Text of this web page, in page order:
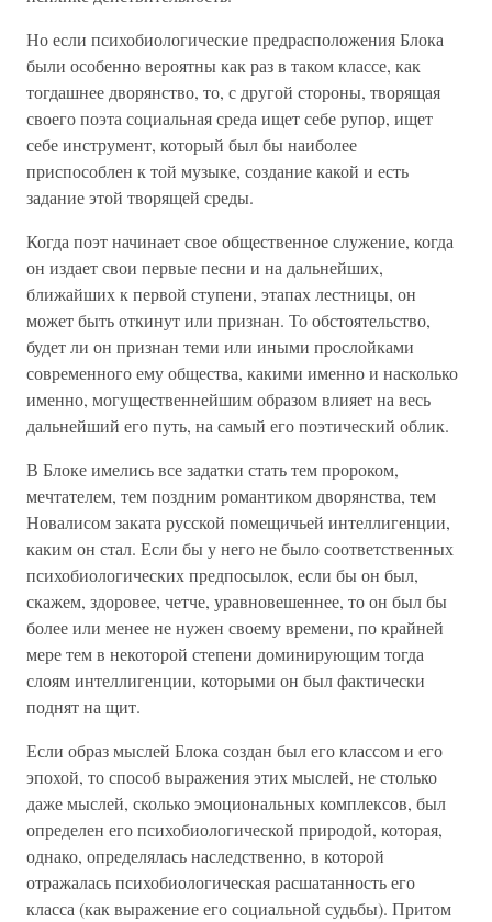
Но если психобиологические предрасположения Блока
были особенно вероятны как раз в таком классе, как
тогдашнее дворянство, то, с другой стороны, творящая
своего поэта социальная среда ищет себе рупор, ищет
себе инструмент, который был бы наиболее
приспособлен к той музыке, создание какой и есть
задание этой творящей среды.
Когда поэт начинает свое общественное служение, когда
он издает свои первые песни и на дальнейших,
ближайших к первой ступени, этапах лестницы, он
может быть откинут или признан. То обстоятельство,
будет ли он признан теми или иными прослойками
современного ему общества, какими именно и насколько
именно, могущественнейшим образом влияет на весь
дальнейший его путь, на самый его поэтический облик.
В Блоке имелись все задатки стать тем пророком,
мечтателем, тем поздним романтиком дворянства, тем
Новалисом заката русской помещичьей интеллигенции,
каким он стал. Если бы у него не было соответственных
психобиологических предпосылок, если бы он был,
скажем, здоровее, четче, уравновешеннее, то он был бы
более или менее не нужен своему времени, по крайней
мере тем в некоторой степени доминирующим тогда
слоям интеллигенции, которыми он был фактически
поднят на щит.
Если образ мыслей Блока создан был его классом и его
эпохой, то способ выражения этих мыслей, не столько
даже мыслей, сколько эмоциональных комплексов, был
определен его психобиологической природой, которая,
однако, определялась наследственно, в которой
отражалась психобиологическая расшатанность его
класса (как выражение его социальной судьбы). Притом